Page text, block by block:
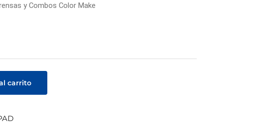
y Combos Color Make
carrito